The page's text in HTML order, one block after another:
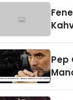
Pep